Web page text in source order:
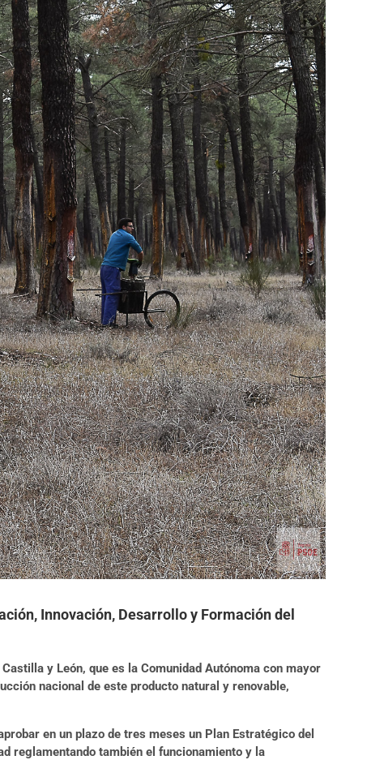
Innovación, Desarrollo y Formación del
y León, que es la Comunidad Autónoma con mayor
nacional de este producto natural y renovable,
en un plazo de tres meses un Plan Estratégico del
reglamentando también el funcionamiento y la